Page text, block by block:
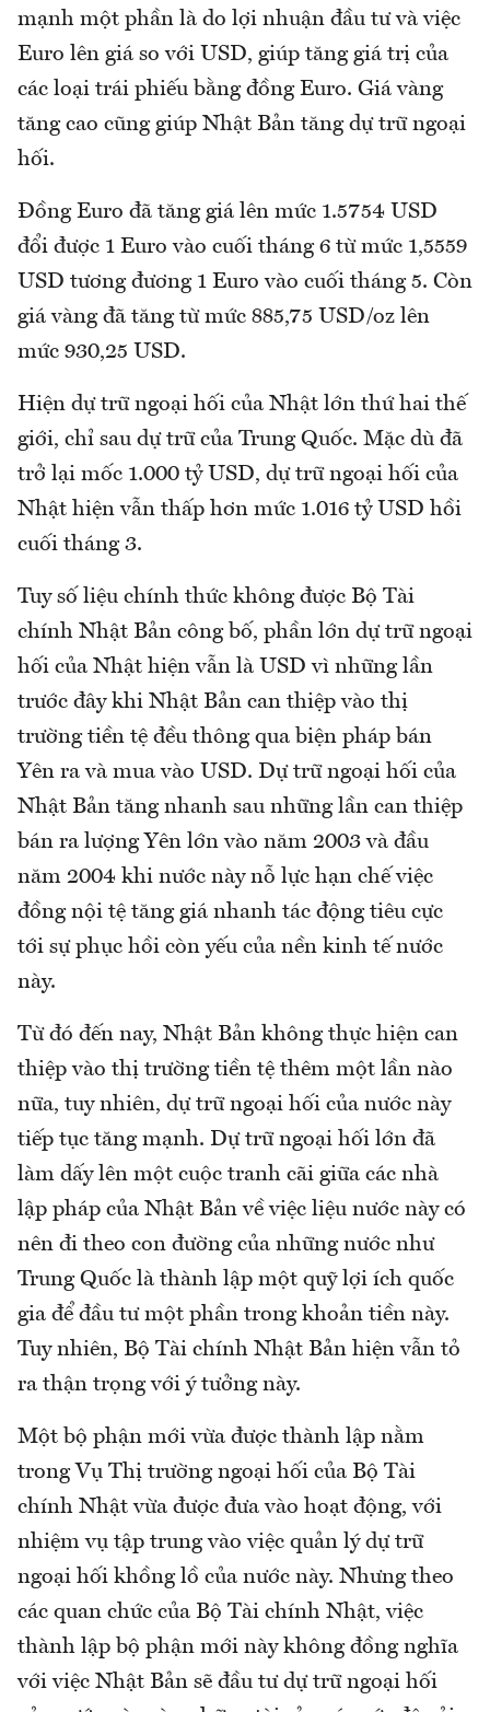
mạnh một phần là do lợi nhuận đầu tư và việc
Euro lên giá so với USD, giúp tăng giá trị của
các loại trái phiếu bằng đồng Euro. Giá vàng
tăng cao cũng giúp Nhật Bản tăng dự trữ ngoại
hối.
Đồng Euro đã tăng giá lên mức 1.5754 USD
đổi được 1 Euro vào cuối tháng 6 từ mức 1,5559
USD tương đương 1 Euro vào cuối tháng 5. Còn
giá vàng đã tăng từ mức 885,75 USD/oz lên
mức 930,25 USD.
Hiện dự trữ ngoại hối của Nhật lớn thứ hai thế
giới, chỉ sau dự trữ của Trung Quốc. Mặc dù đã
trở lại mốc 1.000 tỷ USD, dự trữ ngoại hối của
Nhật hiện vẫn thấp hơn mức 1.016 tỷ USD hồi
cuối tháng 3.
Tuy số liệu chính thức không được Bộ Tài
chính Nhật Bản công bố, phần lớn dự trữ ngoại
hối của Nhật hiện vẫn là USD vì những lần
trước đây khi Nhật Bản can thiệp vào thị
trường tiền tệ đều thông qua biện pháp bán
Yên ra và mua vào USD. Dự trữ ngoại hối của
Nhật Bản tăng nhanh sau những lần can thiệp
bán ra lượng Yên lớn vào năm 2003 và đầu
năm 2004 khi nước này nỗ lực hạn chế việc
đồng nội tệ tăng giá nhanh tác động tiêu cực
tới sự phục hồi còn yếu của nền kinh tế nước
này.
Từ đó đến nay, Nhật Bản không thực hiện can
thiệp vào thị trường tiền tệ thêm một lần nào
nữa, tuy nhiên, dự trữ ngoại hối của nước này
tiếp tục tăng mạnh. Dự trữ ngoại hối lớn đã
làm dấy lên một cuộc tranh cãi giữa các nhà
lập pháp của Nhật Bản về việc liệu nước này có
nên đi theo con đường của những nước như
Trung Quốc là thành lập một quỹ lợi ích quốc
gia để đầu tư một phần trong khoản tiền này.
Tuy nhiên, Bộ Tài chính Nhật Bản hiện vẫn tỏ
ra thận trọng với ý tưởng này.
Một bộ phận mới vừa được thành lập nằm
trong Vụ Thị trường ngoại hối của Bộ Tài
chính Nhật vừa được đưa vào hoạt động, với
nhiệm vụ tập trung vào việc quản lý dự trữ
ngoại hối khồng lồ của nước này. Nhưng theo
các quan chức của Bộ Tài chính Nhật, việc
thành lập bộ phận mới này không đồng nghĩa
với việc Nhật Bản sẽ đầu tư dự trữ ngoại hối